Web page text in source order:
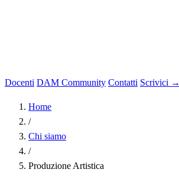
Docenti DAM Community Contatti Scrivici →
Home
/
Chi siamo
/
Produzione Artistica